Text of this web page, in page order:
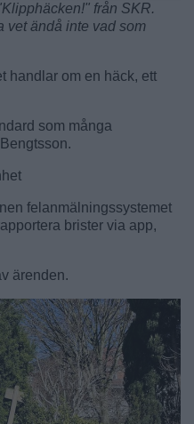
från SKR.
vet ändå inte vad som
handlar om en häck, ett
som många
felanmälningssystemet
brister via app,
ärenden.